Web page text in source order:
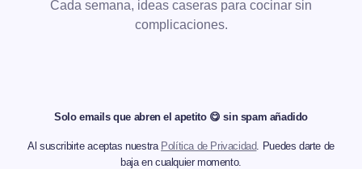
Cada semana, ideas caseras para cocinar sin
complicaciones.
Solo emails que abren el apetito 😋 sin spam añadido
Al suscribirte aceptas nuestra Política de Privacidad. Puedes darte de
baja en cualquier momento.